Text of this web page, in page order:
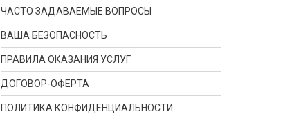
ЧАСТО ЗАДАВАЕМЫЕ ВОПРОСЫ
ВАША БЕЗОПАСНОСТЬ
ПРАВИЛА ОКАЗАНИЯ УСЛУГ
ДОГОВОР-ОФЕРТА
ПОЛИТИКА КОНФИДЕНЦИАЛЬНОСТИ